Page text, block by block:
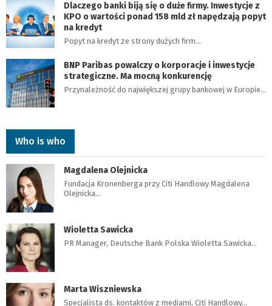
Dlaczego banki biją się o duże firmy. Inwestycje z
KPO o wartości ponad 158 mld zł napędzają popyt
na kredyt
Popyt na kredyt ze strony dużych firm…
BNP Paribas powalczy o korporacje i inwestycje
strategiczne. Ma mocną konkurencję
Przynależność do największej grupy bankowej w Europie…
Who is who
Magdalena Olejnicka
Fundacja Kronenberga przy Citi Handlowy Magdalena
Olejnicka…
Wioletta Sawicka
PR Manager, Deutsche Bank Polska Wioletta Sawicka…
Marta Wiszniewska
Specjalista ds. kontaktów z mediami, Citi Handlowy…